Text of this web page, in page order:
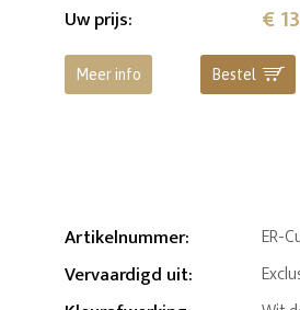
Uw prijs: €
Meer info Bestel
Artikelnummer: ER-
Vervaardigd uit: